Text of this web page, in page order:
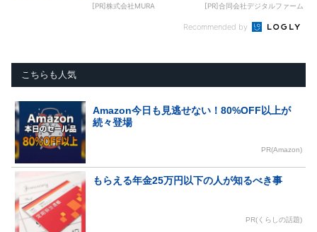
[PR]株式会社MURA [PR]合同会社デジタルファーム
Recommended by
こちらも人気
Amazon今日も見逃せない！80%OFF以上が
続々登場
PR(Amazon)
もらえる年金25万円以下の人が知るべき事
PR(くらしの話題)